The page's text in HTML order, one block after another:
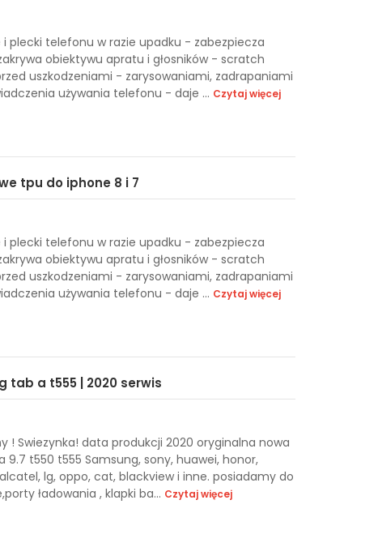
plecki telefonu w razie upadku - zabezpiecza
obiektywu apratu i głosników - scratch
uszkodzeniami - zarysowaniami, zadrapaniami
używania telefonu - daje ... Czytaj więcej
tpu do iphone 8 i 7
plecki telefonu w razie upadku - zabezpiecza
obiektywu apratu i głosników - scratch
uszkodzeniami - zarysowaniami, zadrapaniami
używania telefonu - daje ... Czytaj więcej
tab a t555 | 2020 serwis
! Swiezynka! data produkcji 2020 oryginalna nowa
t550 t555 Samsung, sony, huawei, honor,
lg, oppo, cat, blackview i inne. posiadamy do
ładowania , klapki ba... Czytaj więcej